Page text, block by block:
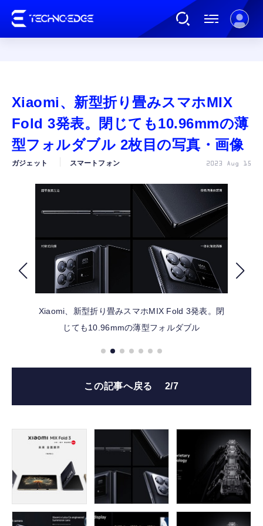
AI
ガジェット
ゲーム
カルチャー
公式ストア
Xiaomi、新型折り畳みスマホMIX
Fold 3発表。閉じても10.96mmの薄
型フォルダブル 2枚目の写真・画像
ガジェット スマートフォン 2023 Aug 15
Xiaomi、新型折り畳みスマホMIX Fold 3発表。閉
じても10.96mmの薄型フォルダブル
この記事へ戻る 2/7